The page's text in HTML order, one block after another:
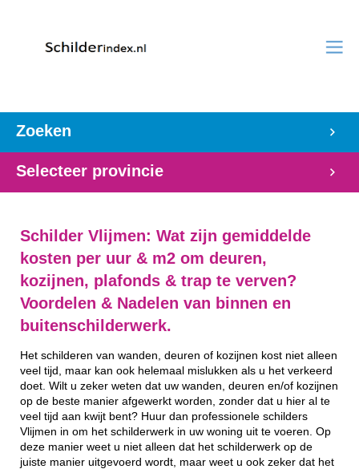
Zoeken
Selecteer provincie
Schilder Vlijmen: Wat zijn gemiddelde
kosten per uur & m2 om deuren,
kozijnen, plafonds & trap te verven?
Voordelen & Nadelen van binnen en
buitenschilderwerk.
Het schilderen van wanden, deuren of kozijnen kost niet alleen
veel tijd, maar kan ook helemaal mislukken als u het verkeerd
doet. Wilt u zeker weten dat uw wanden, deuren en/of kozijnen
op de beste manier afgewerkt worden, zonder dat u hier al te
veel tijd aan kwijt bent? Huur dan professionele schilders
Vlijmen in om het schilderwerk in uw woning uit te voeren. Op
deze manier weet u niet alleen dat het schilderwerk op de
juiste manier uitgevoerd wordt, maar weet u ook zeker dat het